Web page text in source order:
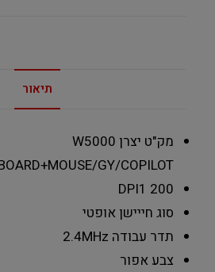
תיאור
מק"ט יצרן W5000
GY/COPILOT
DPI1 200
סוג חייישןאופטי
תדר עבודה 2.4MHz
צבעאפור